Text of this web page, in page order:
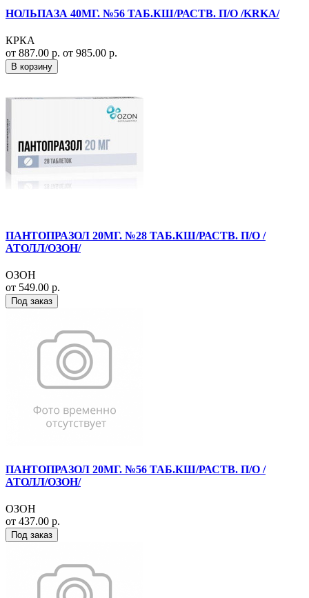
НОЛЬПАЗА 40МГ. №56 ТАБ.КШ/РАСТВ. П/О /KRKA/
КРКА
от 887.00 р. от 985.00 р.
В корзину
ПАНТОПРАЗОЛ 20МГ. №28 ТАБ.КШ/РАСТВ. П/О /
АТОЛЛ/ОЗОН/
ОЗОН
от 549.00 р.
Под заказ
ПАНТОПРАЗОЛ 20МГ. №56 ТАБ.КШ/РАСТВ. П/О /
АТОЛЛ/ОЗОН/
ОЗОН
от 437.00 р.
Под заказ